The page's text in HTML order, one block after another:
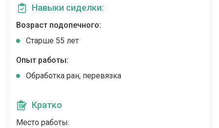
Навыки сиделки:
Возраст подопечного:
Cтарше 55 лет
Опыт работы:
Обработка ран, перевязка
Кратко
Место работы: